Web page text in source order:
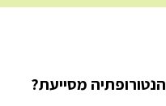
הנטורופתיה מסייעת?